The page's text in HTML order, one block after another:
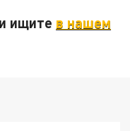
ищите в нашем